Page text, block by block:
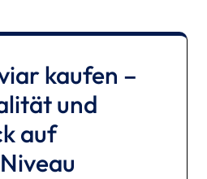
kaufen –
und
auf